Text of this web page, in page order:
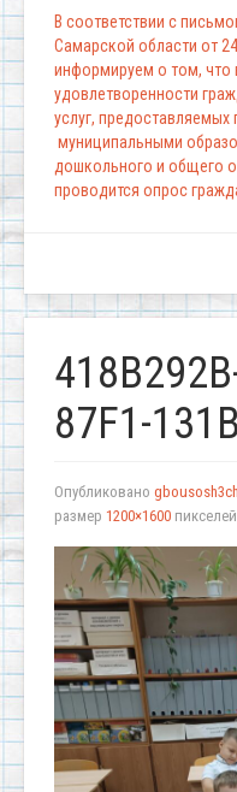
В соответствии с
Самарской области от
информируем о том, что
удовлетворенности
услуг, предоставляемых
муниципальными
дошкольного и общего
проводится опрос
87F1-
Опубликовано
размер 1200×1600